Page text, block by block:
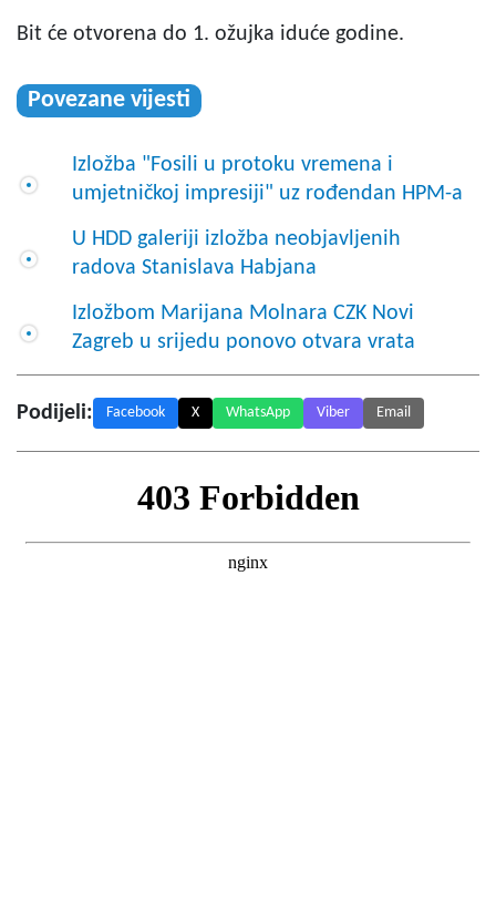
Bit će otvorena do 1. ožujka iduće godine.
Povezane vijesti
Izložba "Fosili u protoku vremena i
umjetničkoj impresiji" uz rođendan HPM-a
U HDD galeriji izložba neobjavljenih
radova Stanislava Habjana
Izložbom Marijana Molnara CZK Novi
Zagreb u srijedu ponovo otvara vrata
Podijeli: Facebook X WhatsApp Viber Email